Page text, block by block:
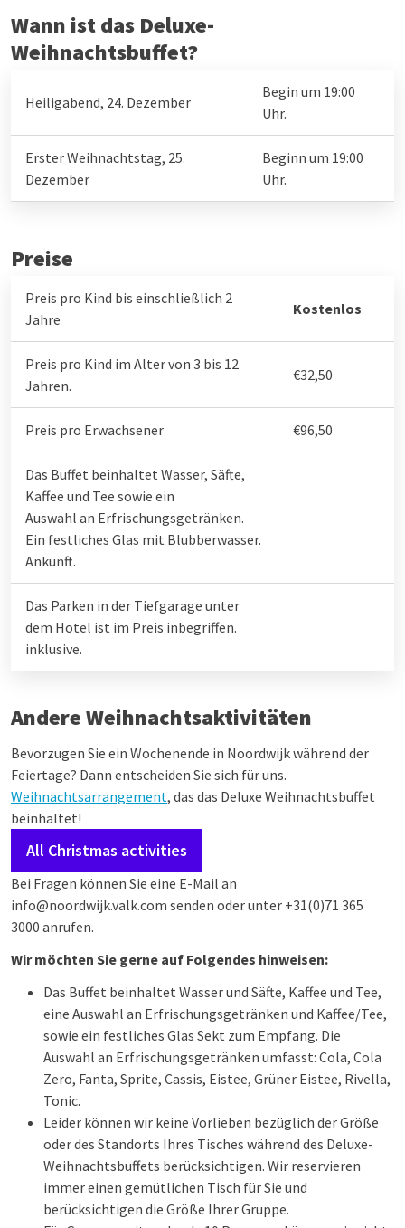
Wann ist das Deluxe-
Weihnachtsbuffet?
Heiligabend, 24. Dezember
Begin um 19:00
Uhr.
Erster Weihnachtstag, 25.
Dezember
Beginn um 19:00
Uhr.
Preise
Preis pro Kind bis einschließlich 2
Jahre
Kostenlos
Preis pro Kind im Alter von 3 bis 12
Jahren.
€32,50
Preis pro Erwachsener €96,50
Das Buffet beinhaltet Wasser, Säfte,
Kaffee und Tee sowie ein
Auswahl an Erfrischungsgetränken.
Ein festliches Glas mit Blubberwasser.
Ankunft.
Das Parken in der Tiefgarage unter
dem Hotel ist im Preis inbegriffen.
inklusive.
Andere Weihnachtsaktivitäten
Bevorzugen Sie ein Wochenende in Noordwijk während der
Feiertage? Dann entscheiden Sie sich für uns.
Weihnachtsarrangement, das das Deluxe Weihnachtsbuffet
beinhaltet!
All Christmas activities
Bei Fragen können Sie eine E-Mail an
info@noordwijk.valk.com senden oder unter +31(0)71 365
3000 anrufen.
Wir möchten Sie gerne auf Folgendes hinweisen:
Das Buffet beinhaltet Wasser und Säfte, Kaffee und Tee,
eine Auswahl an Erfrischungsgetränken und Kaffee/Tee,
sowie ein festliches Glas Sekt zum Empfang. Die
Auswahl an Erfrischungsgetränken umfasst: Cola, Cola
Zero, Fanta, Sprite, Cassis, Eistee, Grüner Eistee, Rivella,
Tonic.
Leider können wir keine Vorlieben bezüglich der Größe
oder des Standorts Ihres Tisches während des Deluxe-
Weihnachtsbuffets berücksichtigen. Wir reservieren
immer einen gemütlichen Tisch für Sie und
berücksichtigen die Größe Ihrer Gruppe.